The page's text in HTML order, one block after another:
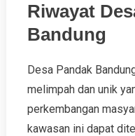
Riwayat
Bandung
Desa Pandak
melimpah dan unik
perkembangan
kawasan ini dapat